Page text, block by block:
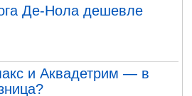
Де-Нола дешевле
и Аквадетрим — в